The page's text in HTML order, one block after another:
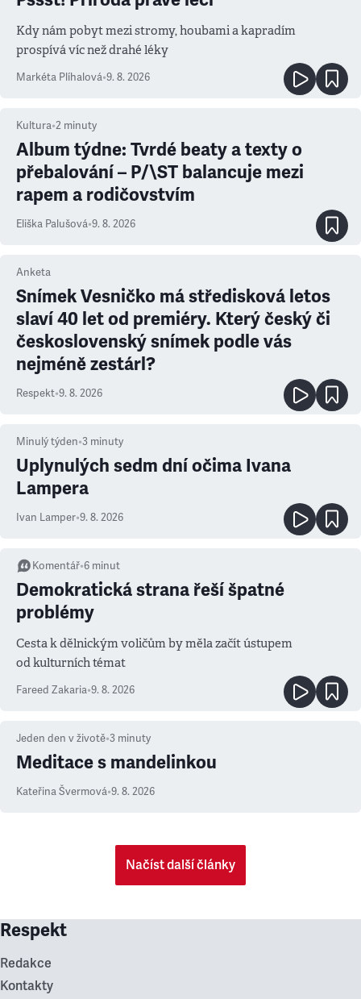
Kdy nám pobyt mezi stromy, houbami a kapradím
prospívá víc než drahé léky
Markéta Plíhalová•9. 8. 2026
Kultura•2 minuty
Album týdne: Tvrdé beaty a texty o
přebalování – P/\ST balancuje mezi
rapem a rodičovstvím
Eliška Palušová•9. 8. 2026
Anketa
Snímek Vesničko má středisková letos
slaví 40 let od premiéry. Který český či
československý snímek podle vás
nejméně zestárl?
Respekt•9. 8. 2026
Minulý týden•3 minuty
Uplynulých sedm dní očima Ivana
Lampera
Ivan Lamper•9. 8. 2026
Komentář•6 minut
Demokratická strana řeší špatné
problémy
Cesta k dělnickým voličům by měla začít ústupem
od kulturních témat
Fareed Zakaria•9. 8. 2026
Jeden den v životě•3 minuty
Meditace s mandelinkou
Kateřina Švermová•9. 8. 2026
Načíst další články
Respekt
Redakce
Kontakty